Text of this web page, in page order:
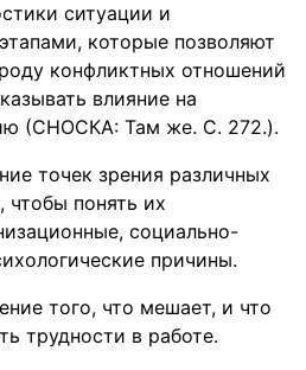
ситуации и
которые позволяют
конфликтных отношений
влияние на
(СНОСКА: Там же. С. 272.).
точек зрения различных
чтобы понять их
социально-
причины.
того, что мешает, и что
трудности в работе.